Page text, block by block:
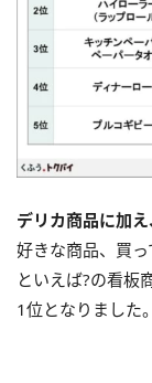
デリカ商品に加
好きな商品、買
といえば?の看板
1位となりました。